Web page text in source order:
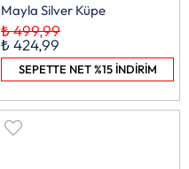
Mayla Silver Küpe
₺ 424,99
₺ 499,99
SEPETTE NET %15 İNDİRİM